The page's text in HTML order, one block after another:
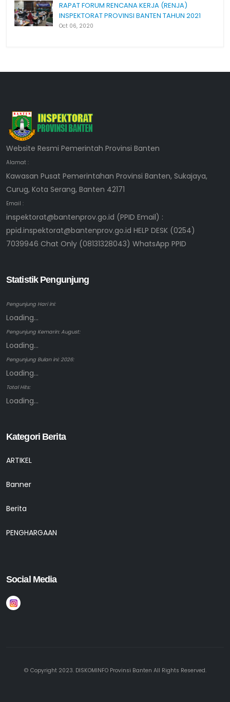
RAPAT FORUM RENCANA KERJA (RENJA)
INSPEKTORAT PROVINSI BANTEN TAHUN 2021
Oct 06, 2020
Website Resmi Pemerintah Provinsi Banten
Alamat :
Kawasan Pusat Pemerintahan Provinsi Banten, Sukajaya,
Curug, Kota Serang, Banten 42171
Email :
inspektorat@bantenprov.go.id (PPID Email) :
ppid.inspektorat@bantenprov.go.id HELP DESK (0254)
7039946 Chat Only (08131328043) WhatsApp PPID
Statistik Pengunjung
Pengunjung Hari ini:
Loading...
Pengunjung Kemarin: August:
Loading...
Pengunjung Bulan ini: 2026:
Loading...
Total Hits:
Loading...
Kategori Berita
ARTIKEL
Banner
Berita
PENGHARGAAN
Social Media
© Copyright 2023. DISKOMINFO Provinsi Banten All Rights Reserved.